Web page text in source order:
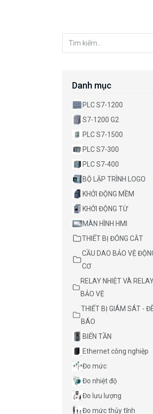
Danh mục
PLC S7-1200
S7-1200 G2
PLC S7-1500
PLC S7-300
PLC S7-400
BỘ LẬP TRÌNH LOGO
KHỞI ĐỘNG MỀM
KHỞI ĐỘNG TỪ
MÀN HÌNH HMI
THIẾT BỊ ĐÓNG CẮT
CẦU DAO BẢO VỆ
CƠ
RELAY NHIỆT VÀ
BẢO VỆ
THIẾT BỊ GIÁM SÁT -
BÁO
BIẾN TẦN
Ethernet công nghiệp
Đo mức
Đo nhiệt độ
Đo lưu lượng
Đo mức thủy tĩnh